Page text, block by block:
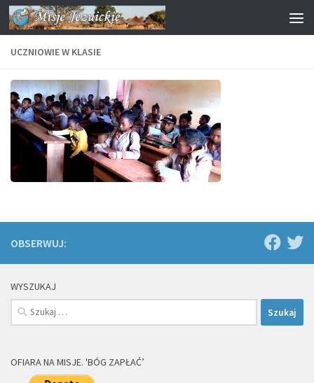
Przejdź do treści
UCZNIOWIE W KLASIE
OBSERWUJ:
WYSZUKAJ
Szukaj:
OFIARA NA MISJE. 'BÓG ZAPŁAĆ’